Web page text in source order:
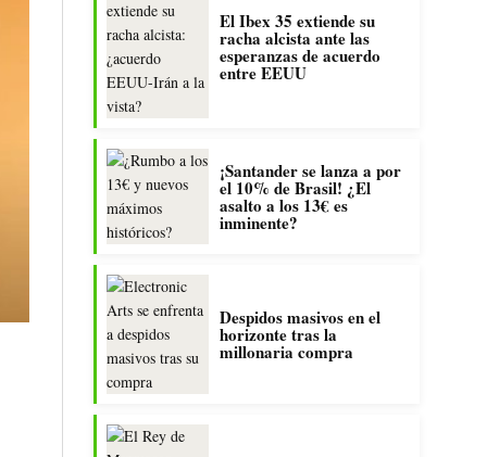
El Ibex 35 extiende su
racha alcista ante las
esperanzas de acuerdo
entre EEUU
¡Santander se lanza a por
el 10% de Brasil! ¿El
asalto a los 13€ es
inminente?
Despidos masivos en el
horizonte tras la
millonaria compra